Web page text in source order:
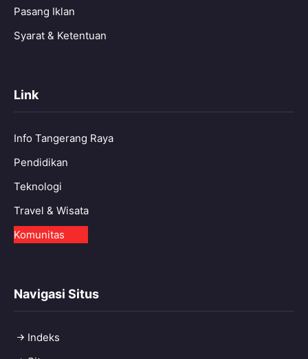
Pasang Iklan
Syarat & Ketentuan
Link
Info Tangerang Raya
Pendidikan
Teknologi
Travel & Wisata
Komunitas
Navigasi Situs
Indeks